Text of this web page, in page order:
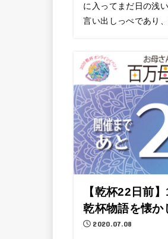
に入ってまだ日の浅
言い出しっぺであり
【乾杯22日前
乾杯物語を懐か
2020.07.08